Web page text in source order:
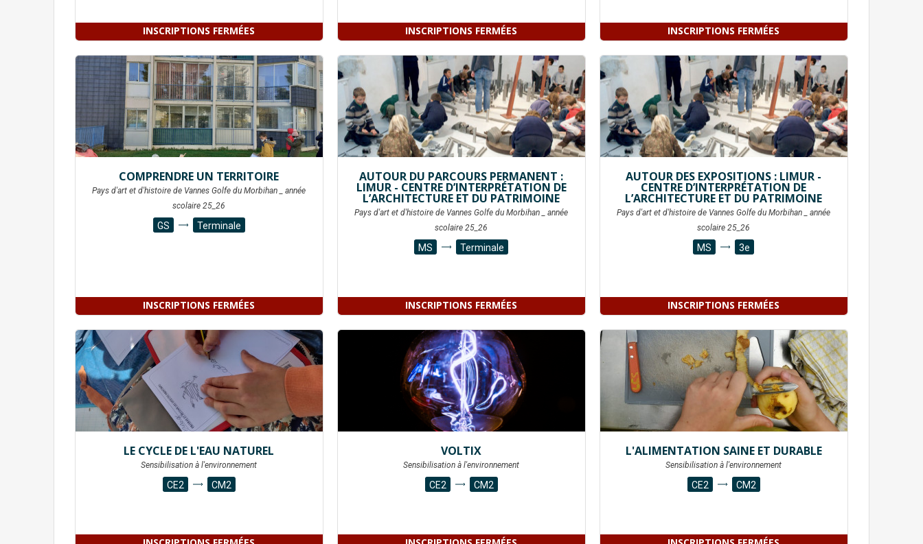
INSCRIPTIONS FERMÉES INSCRIPTIONS FERMÉES INSCRIPTIONS FERMÉES
INSCRIPTIONS FERMÉES
COMPRENDRE UN TERRITOIRE
Pays d'art et d'histoire de Vannes Golfe du Morbihan _ année
scolaire 25_26
GS Terminale
INSCRIPTIONS FERMÉES
AUTOUR DU PARCOURS PERMANENT :
LIMUR - CENTRE D’INTERPRÉTATION DE
L’ARCHITECTURE ET DU PATRIMOINE
Pays d'art et d'histoire de Vannes Golfe du Morbihan _ année
scolaire 25_26
MS Terminale
INSCRIPTIONS FERMÉES
AUTOUR DES EXPOSITIONS : LIMUR -
CENTRE D’INTERPRÉTATION DE
L’ARCHITECTURE ET DU PATRIMOINE
Pays d'art et d'histoire de Vannes Golfe du Morbihan _ année
scolaire 25_26
MS 3e
LE CYCLE DE L'EAU NATUREL
Sensibilisation à l'environnement
CE2 CM2
VOLTIX
Sensibilisation à l'environnement
CE2 CM2
L'ALIMENTATION SAINE ET DURABLE
Sensibilisation à l'environnement
CE2 CM2